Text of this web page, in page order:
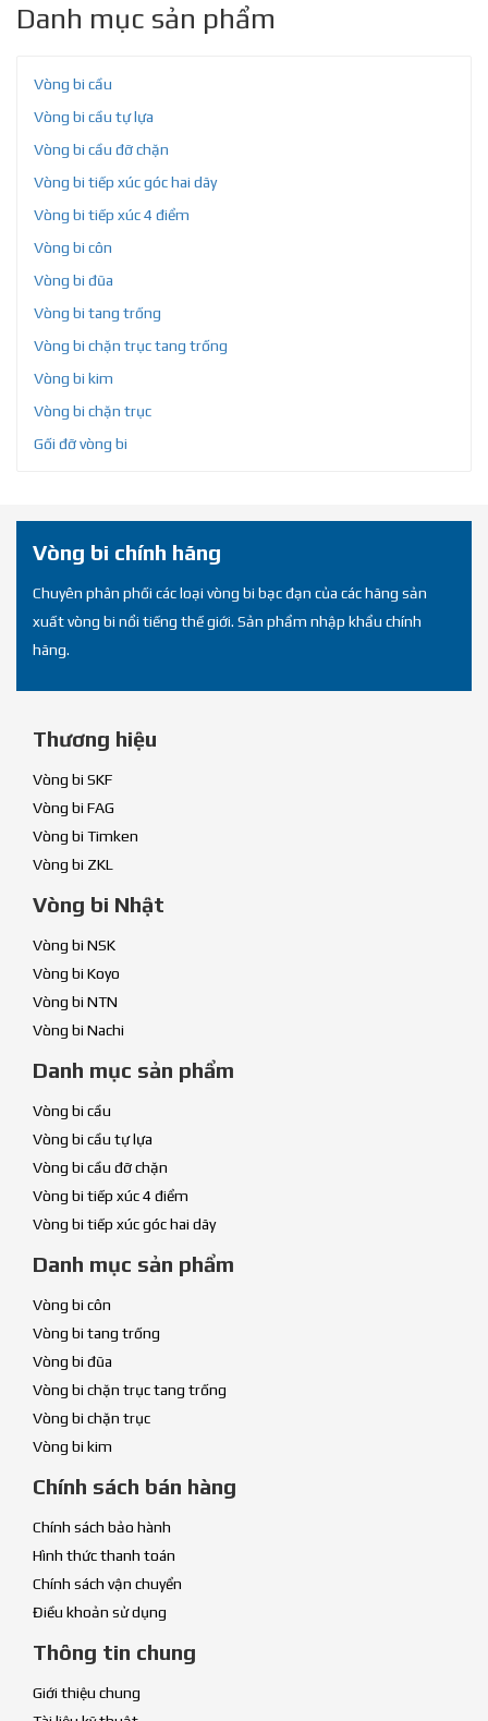
Danh mục sản phẩm
Vòng bi cầu
Vòng bi cầu tự lựa
Vòng bi cầu đỡ chặn
Vòng bi tiếp xúc góc hai dãy
Vòng bi tiếp xúc 4 điểm
Vòng bi côn
Vòng bi đũa
Vòng bi tang trống
Vòng bi chặn trục tang trống
Vòng bi kim
Vòng bi chặn trục
Gối đỡ vòng bi
Vòng bi chính hãng
Chuyên phân phối các loại vòng bi bạc đạn của các hãng sản
xuất vòng bi nổi tiếng thế giới. Sản phẩm nhập khẩu chính
hãng.
Thương hiệu
Vòng bi SKF
Vòng bi FAG
Vòng bi Timken
Vòng bi ZKL
Vòng bi Nhật
Vòng bi NSK
Vòng bi Koyo
Vòng bi NTN
Vòng bi Nachi
Danh mục sản phẩm
Vòng bi cầu
Vòng bi cầu tự lựa
Vòng bi cầu đỡ chặn
Vòng bi tiếp xúc 4 điểm
Vòng bi tiếp xúc góc hai dãy
Danh mục sản phẩm
Vòng bi côn
Vòng bi tang trống
Vòng bi đũa
Vòng bi chặn trục tang trống
Vòng bi chặn trục
Vòng bi kim
Chính sách bán hàng
Chính sách bảo hành
Hình thức thanh toán
Chính sách vận chuyển
Điều khoản sử dụng
Thông tin chung
Giới thiệu chung